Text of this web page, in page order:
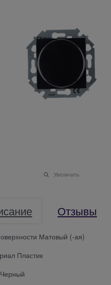
Увеличить
Отзывы
Матовый (-ая)
Пластик